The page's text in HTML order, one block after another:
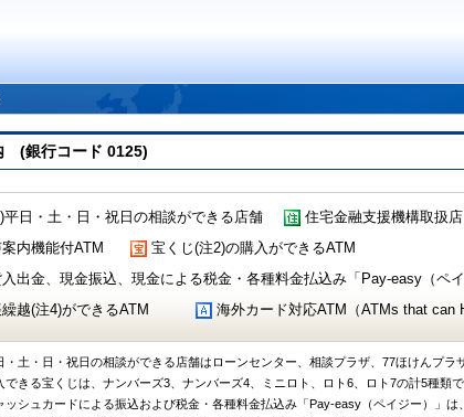
(銀行コード 0125)
平日・土・日・祝日の相談ができる店舗 住宅金融支援機構取扱店
内機能付ATM
宝くじ(注2)の購入ができるATM
出金、現金振込、現金による税金・各種料金払込み「Pay-easy（ペ
越(注4)ができるATM
海外カード対応ATM（ATMs that can
・土・日・祝日の相談ができる店舗はローンセンター、相談プラザ、77ほけんプラ
できる宝くじは、ナンバーズ3、ナンバーズ4、ミニロト、ロト6、ロト7の計5種類で
ッシュカードによる振込および税金・各種料金払込み「Pay-easy（ペイジー）」は